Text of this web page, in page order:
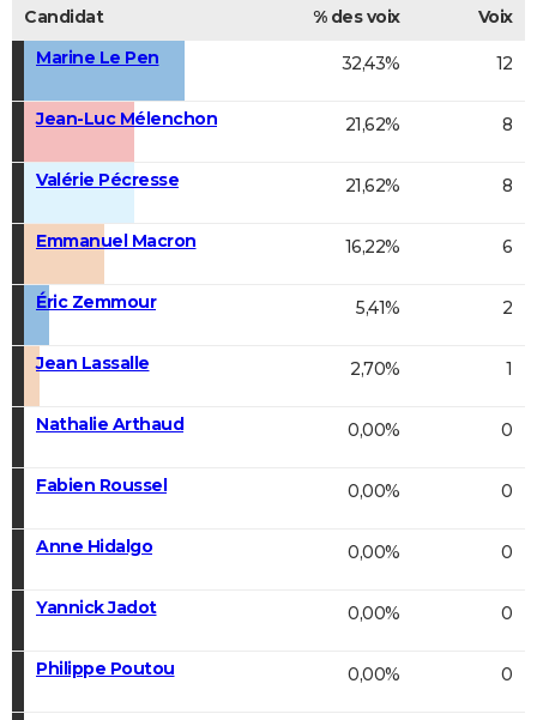
Candidat % des voix
Voix
Marine Le Pen
32,43% 12
Jean-Luc Mélenchon 21,62% 8
Valérie Pécresse 21,62% 8
Emmanuel Macron 16,22% 6
Éric Zemmour 5,41% 2
Jean Lassalle 2,70% 1
Nathalie Arthaud 0,00% 0
Fabien Roussel 0,00% 0
Anne Hidalgo 0,00% 0
Yannick Jadot 0,00% 0
Philippe Poutou 0,00% 0